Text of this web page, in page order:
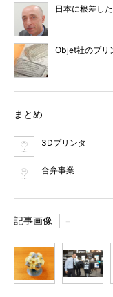
日本に根差し
Objet社のプリ
まとめ
3Dプリンタ
合弁事業
記事画像 ＋